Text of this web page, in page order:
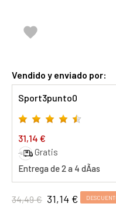

Vendido y enviado por:
Sport3punto0
31,14 €
Gratis
Entrega de 2 a 4 dÃ­as
34,49 € 31,14 €